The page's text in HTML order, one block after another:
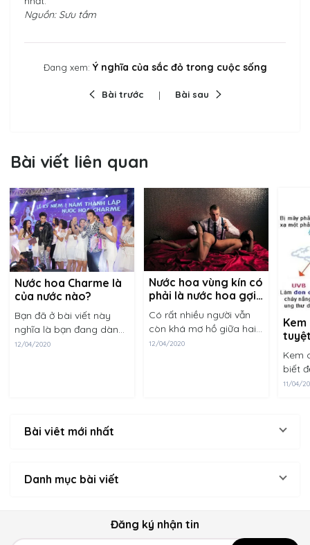
Nguồn: Sưu tầm
Đang xem: Ý nghĩa của sắc đỏ trong cuộc sống
Bài trước Bài sau
Bài viết liên quan
Nước hoa Charme là
của nước nào?
Bạn đã ở bài viết này
nghĩa là bạn đang dành
sự quan tâm nhất định
12/04/2020
Nước hoa vùng kín có
phải là nước hoa gợi
dục?
Có rất nhiều người vẫn
còn khá mơ hồ giữa hai
khái niệm nước hoa vùng
12/04/2020
Kem
biết
bảo
11/04/
Bài viêt mới nhất
Danh mục bài viết
Đăng ký nhận tin